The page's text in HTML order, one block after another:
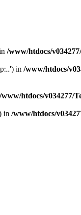
/www/htdocs/
in /www/htdocs/
/www/htdocs/v034277/
in /www/htdocs/